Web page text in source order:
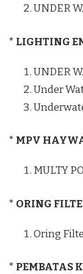
UNDER
* LIGHTING
UNDER
Under
* MPV
MULTY
* ORING
Oring
* PEMBATAS